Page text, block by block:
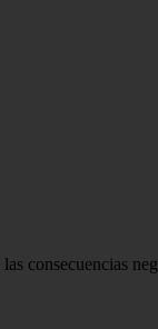
consecuencias